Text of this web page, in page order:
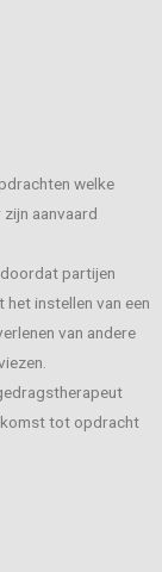
welke
aanvaard
partijen
instellen van een
van andere
tot opdracht